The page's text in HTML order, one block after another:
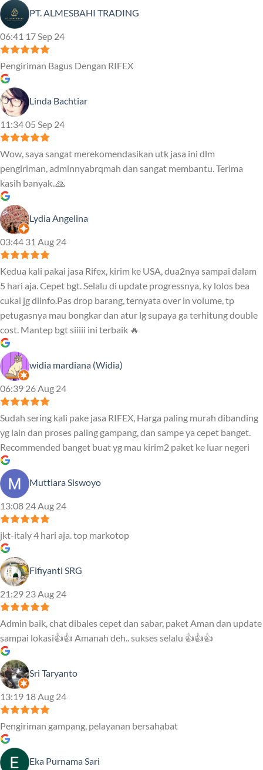
PT. ALMESBAHI TRADING
06:41 17 Sep 24
Pengiriman Bagus Dengan RIFEX
Linda Bachtiar
11:34 05 Sep 24
Wow, saya sangat merekomendasikan utk jasa ini dlm
pengiriman, adminnyabrqmah dan sangat membantu. Terima
kasih banyak..🙏
Lydia Angelina
03:44 31 Aug 24
Kedua kali pakai jasa Rifex, kirim ke USA, dua2nya sampai dalam
5 hari aja. Cepet bgt. Selalu di update progressnya, ky lolos bea
cukai jg diinfo.Pas drop barang, ternyata over in volume, tp
petugasnya mau bongkar dan atur lg supaya ga terhitung double
cost. Mantep bgt siiiii ini terbaik 🔥
widia mardiana (Widia)
06:39 26 Aug 24
Sudah sering kali pake jasa RIFEX, Harga paling murah dibanding
yg lain dan proses paling gampang, dan sampe ya cepet banget.
Recommended banget buat yg mau kirim2 paket ke luar negeri
Muttiara Siswoyo
13:08 24 Aug 24
jkt-italy 4 hari aja. top markotop
Fifiyanti SRG
21:29 23 Aug 24
Admin baik, chat dibales cepet dan sabar, paket Aman dan update
sampai lokasi👍👍 Amanah deh.. sukses selalu 👍👍👍
Sri Taryanto
13:19 18 Aug 24
Pengiriman gampang, pelayanan bersahabat
Eka Purnama Sari